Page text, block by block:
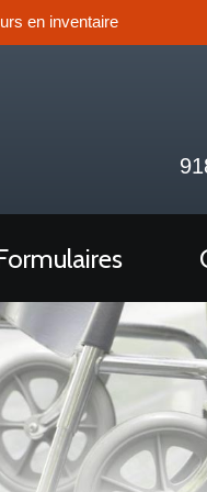
en inventaire